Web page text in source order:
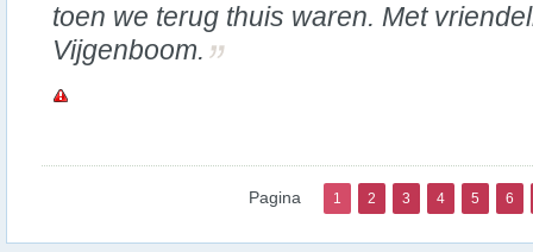
toen we terug thuis waren. Met
Vijgenboom.
Pagina 1 2 3 4 5 6